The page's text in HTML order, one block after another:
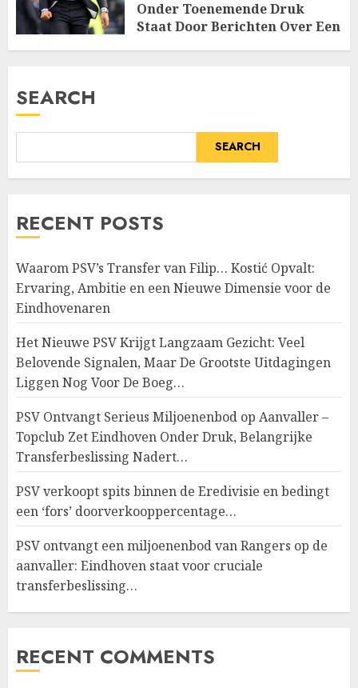
Onder Toenemende Druk
Staat Door Berichten Over Een
SEARCH
SEARCH
RECENT POSTS
Waarom PSV’s Transfer van Filip… Kostić Opvalt:
Ervaring, Ambitie en een Nieuwe Dimensie voor de
Eindhovenaren
Het Nieuwe PSV Krijgt Langzaam Gezicht: Veel
Belovende Signalen, Maar De Grootste Uitdagingen
Liggen Nog Voor De Boeg…
PSV Ontvangt Serieus Miljoenenbod op Aanvaller –
Topclub Zet Eindhoven Onder Druk, Belangrijke
Transferbeslissing Nadert…
PSV verkoopt spits binnen de Eredivisie en bedingt
een ‘fors’ doorverkooppercentage…
PSV ontvangt een miljoenenbod van Rangers op de
aanvaller: Eindhoven staat voor cruciale
transferbeslissing…
RECENT COMMENTS